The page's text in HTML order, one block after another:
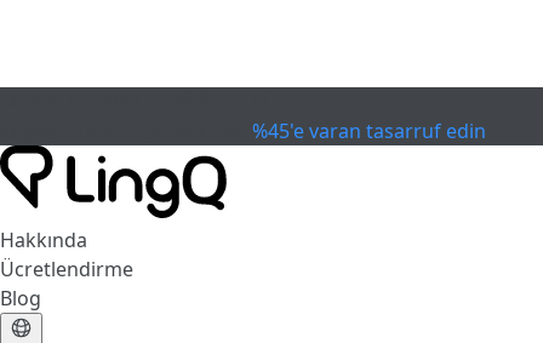
%45'e varan tasarruf edin
Hakkında
Ücretlendirme
Blog